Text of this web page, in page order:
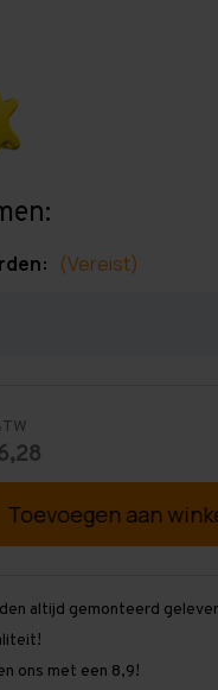
(Vereist)
altijd gemonteerd
ons met een 8,9!